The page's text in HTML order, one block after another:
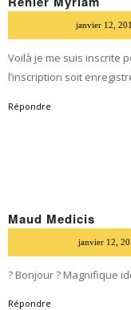
janvier 12,
Voilà je me suis inscrite
l’inscription soit
Répondre
Maud Medicis
janvier 12,
? Bonjour ? Magnifique
Répondre